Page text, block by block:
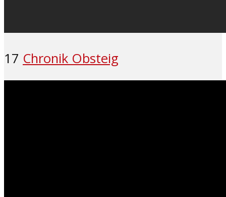
17 Chronik Obsteig